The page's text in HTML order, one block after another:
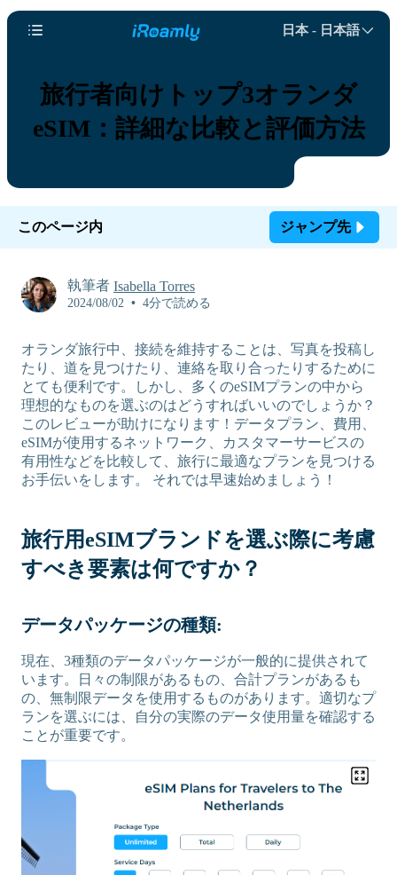
日本 - 日本語
旅行者向けトップ3オランダ
eSIM：詳細な比較と評価方法
このページ内 ジャンプ先
執筆者 Isabella Torres
2024/08/02 • 4分で読める
オランダ旅行中、接続を維持することは、写真を投稿し
たり、道を見つけたり、連絡を取り合ったりするために
とても便利です。しかし、多くのeSIMプランの中から
理想的なものを選ぶのはどうすればいいのでしょうか？
このレビューが助けになります！データプラン、費用、
eSIMが使用するネットワーク、カスタマーサービスの
有用性などを比較して、旅行に最適なプランを見つける
お手伝いをします。 それでは早速始めましょう！
旅行用eSIMブランドを選ぶ際に考慮
すべき要素は何ですか？
データパッケージの種類:
現在、3種類のデータパッケージが一般的に提供されて
います。日々の制限があるもの、合計プランがあるも
の、無制限データを使用するものがあります。適切なプ
ランを選ぶには、自分の実際のデータ使用量を確認する
ことが重要です。